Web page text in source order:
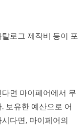
로그 제작비 등이 포
면 마이페어에서 무
보유한 예산으로 어
다면, 마이페어의